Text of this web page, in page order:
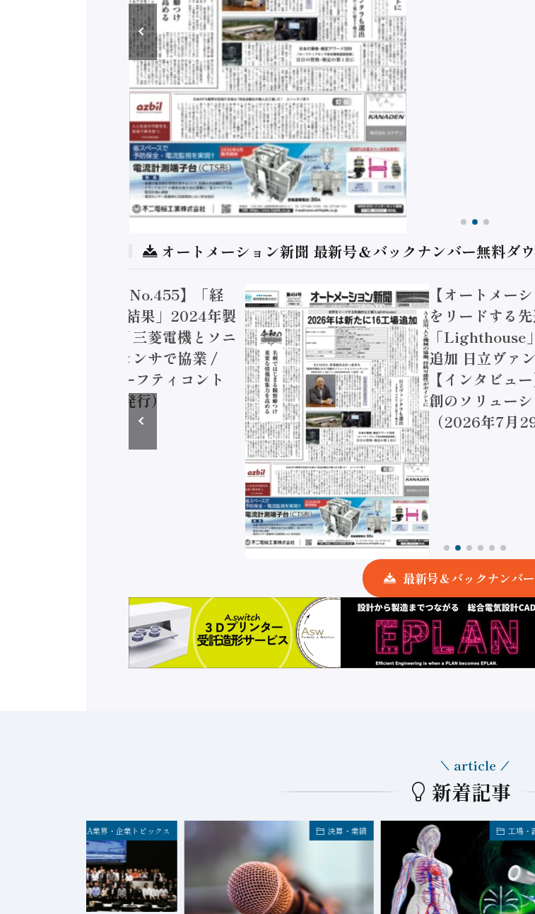
オートメーション新聞 最新号＆バックナンバー無料ダ
トメーション新聞 No.455】「経
実態調査二次集計結果」2024年製
加価値額86兆円 / 三菱電機とソニ
コン AIビジョンセンサで協業 /
安全に動かすセーフティコント
（2026年8月5日発行）
【オートメー
をリードする
「Lighthouse
追加 日立ヴァ
【インタビュ
創のソリュー
（2026年7月
最新号＆バックナンバ
新着記事
article
FA業界・企業トピックス 決算・業績 工場・